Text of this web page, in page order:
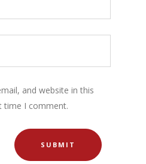
and website in this
time I comment.